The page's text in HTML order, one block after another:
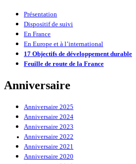
Présentation
Dispositif de suivi
En France
En Europe et à l’international
17 Objectifs de développement durable
Feuille de route de la France
Anniversaire
Anniversaire 2025
Anniversaire 2024
Anniversaire 2023
Anniversaire 2022
Anniversaire 2021
Anniversaire 2020